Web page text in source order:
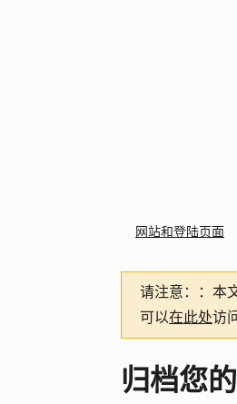
网站和登陆页面
请注意： ：本
可以在此处访
归档您